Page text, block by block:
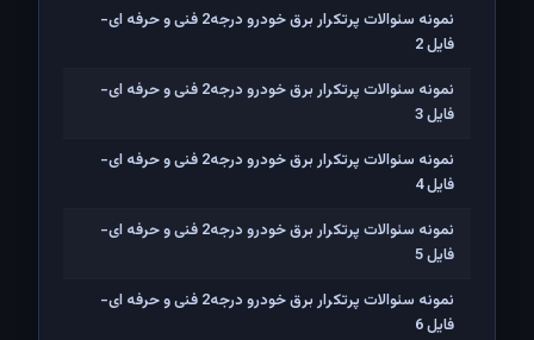
نمونه سئوالات پرتکرار برق خودرو درجه2 فنی و حرفه ای-
فایل 2
نمونه سئوالات پرتکرار برق خودرو درجه2 فنی و حرفه ای-
فایل 3
نمونه سئوالات پرتکرار برق خودرو درجه2 فنی و حرفه ای-
فایل 4
نمونه سئوالات پرتکرار برق خودرو درجه2 فنی و حرفه ای-
فایل 5
نمونه سئوالات پرتکرار برق خودرو درجه2 فنی و حرفه ای-
فایل 6